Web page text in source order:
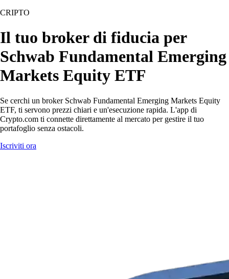
CRIPTO
Il tuo broker di fiducia per
Schwab Fundamental Emerging
Markets Equity ETF
Se cerchi un broker Schwab Fundamental Emerging Markets Equity
ETF, ti servono prezzi chiari e un'esecuzione rapida. L'app di
Crypto.com ti connette direttamente al mercato per gestire il tuo
portafoglio senza ostacoli.
Iscriviti ora